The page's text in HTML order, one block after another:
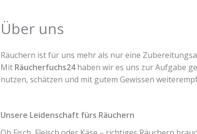
Über uns
Räuchern ist für uns mehr als nur eine
Mit Räucherfuchs24haben wir es uns zur Aufgabe
nutzen, schätzen und mit gutem Gewissen
Unsere Leidenschaft fürs Räuchern